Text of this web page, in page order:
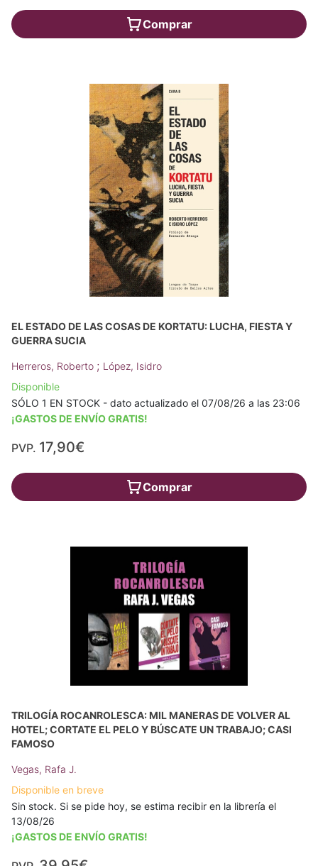
Comprar
EL ESTADO DE LAS COSAS DE KORTATU: LUCHA, FIESTA Y
GUERRA SUCIA
Herreros, Roberto ; López, Isidro
Disponible
SÓLO 1 EN STOCK - dato actualizado el 07/08/26 a las 23:06
¡GASTOS DE ENVÍO GRATIS!
PVP. 17,90€
Comprar
TRILOGÍA ROCANROLESCA: MIL MANERAS DE VOLVER AL
HOTEL; CORTATE EL PELO Y BÚSCATE UN TRABAJO; CASI
FAMOSO
Vegas, Rafa J.
Disponible en breve
Sin stock. Si se pide hoy, se estima recibir en la librería el
13/08/26
¡GASTOS DE ENVÍO GRATIS!